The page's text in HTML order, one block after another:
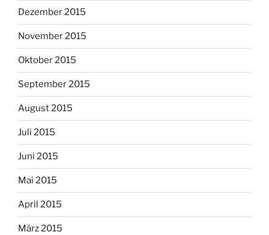
Dezember 2015
November 2015
Oktober 2015
September 2015
August 2015
Juli 2015
Juni 2015
Mai 2015
April 2015
März 2015